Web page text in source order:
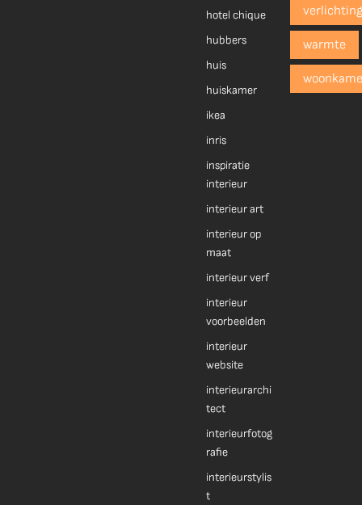
hotel chique
hubbers
huis
huiskamer
ikea
inris
inspiratie
interieur
interieur art
interieur op
maat
interieur verf
interieur
voorbeelden
interieur
website
interieurarchi
tect
interieurfotog
rafie
interieurstylis
t
warmte